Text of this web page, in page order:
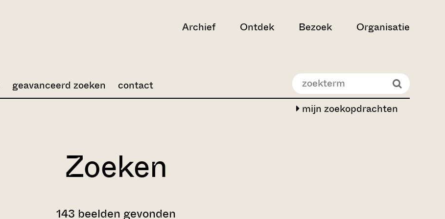
Archief Ontdek Bezoek Organisatie
mijn zoekopdrachten
geavanceerd zoeken contact
Zoeken
143 beelden gevonden